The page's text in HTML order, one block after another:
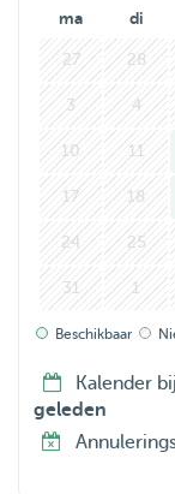
photos while
scheduling, and
ma di
27 28
3 4
10 11
17 18
24 25
31 1
Beschikbaar
Kalender
geleden